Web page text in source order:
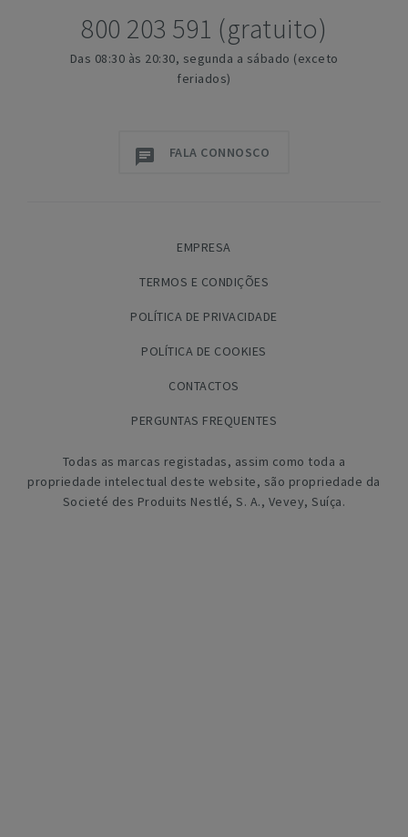
800 203 591 (gratuito)
Das 08:30 às 20:30, segunda a sábado (exceto
feriados)
FALA CONNOSCO
EMPRESA
TERMOS E CONDIÇÕES
POLÍTICA DE PRIVACIDADE
POLÍTICA DE COOKIES
CONTACTOS
PERGUNTAS FREQUENTES
Todas as marcas registadas, assim como toda a
propriedade intelectual deste website, são propriedade da
Societé des Produits Nestlé, S. A., Vevey, Suíça.